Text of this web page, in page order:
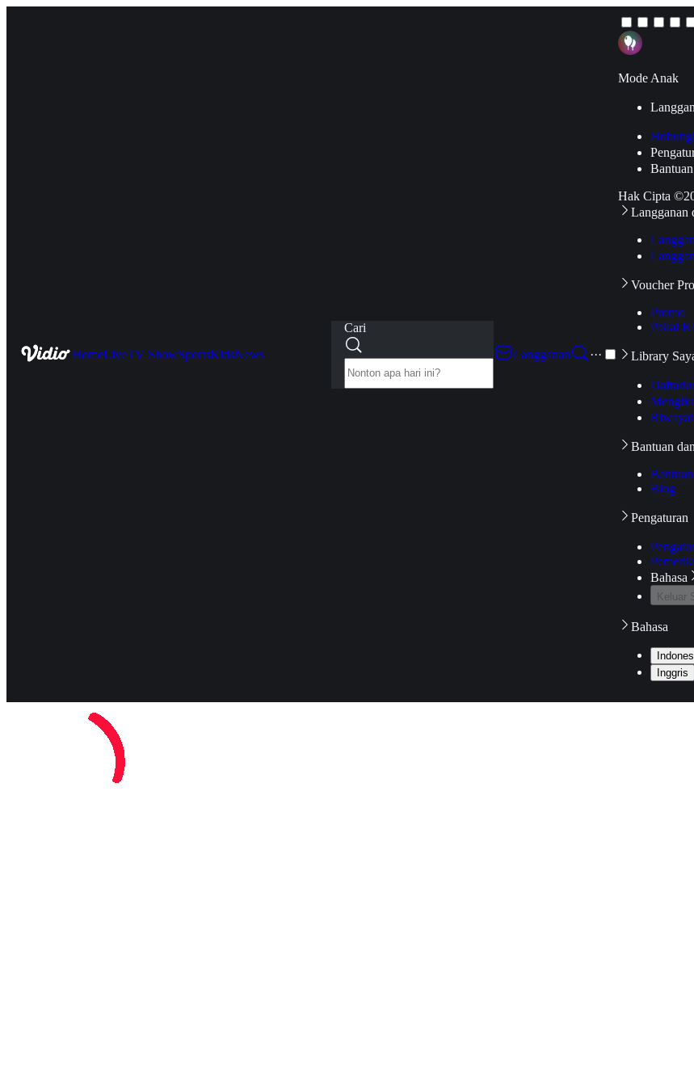
HomeLiveTV ShowSportsKidsNews
Cari
Langganan
···
Mode Anak
Hak Cipta
Langganan
Voucher
Promo
Pakai
Library
Daftarku
Bantuan
Bantuan
Blog
Pengaturan
Bahasa
Keluar
Bahasa
Inggris